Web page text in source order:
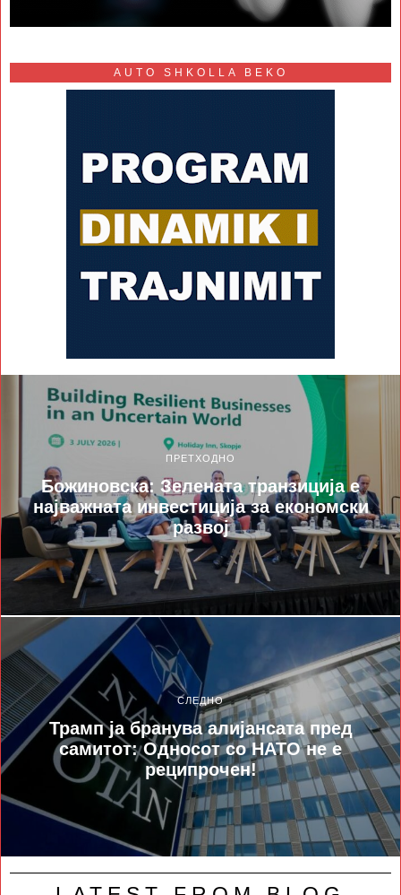
AUTO SHKOLLA BEKO
ПРЕТХОДНО
Божиновска: Зелената транзиција е
најважната инвестиција за економски
развој
СЛЕДНО
Трамп ја бранува алијансата пред
самитот: Односот со НАТО не е
реципрочен!